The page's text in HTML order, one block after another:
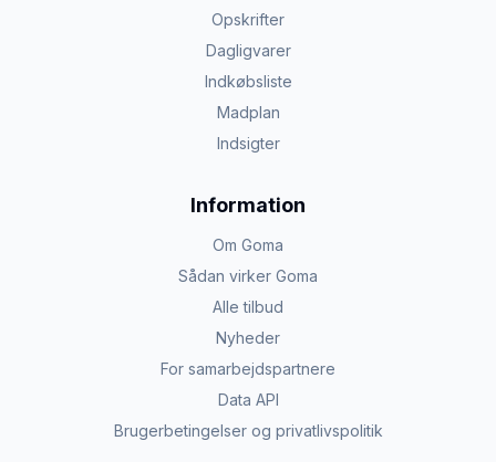
Opskrifter
Dagligvarer
Indkøbsliste
Madplan
Indsigter
Information
Om Goma
Sådan virker Goma
Alle tilbud
Nyheder
For samarbejdspartnere
Data API
Brugerbetingelser og privatlivspolitik